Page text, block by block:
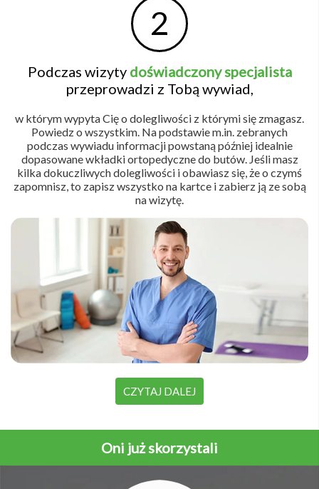
2
Podczas wizyty doświadczony specjalista
przeprowadzi z Tobą wywiad,
w którym wypyta Cię o dolegliwości z którymi się zmagasz.
Powiedz o wszystkim. Na podstawie m.in. zebranych
podczas wywiadu informacji powstaną później idealnie
dopasowane wkładki ortopedyczne do butów. Jeśli masz
kilka dokuczliwych dolegliwości i obawiasz się, że o czymś
zapomnisz, to zapisz wszystko na kartce i zabierz ją ze sobą
na wizytę.
CZYTAJ DALEJ
Oni już skorzystali